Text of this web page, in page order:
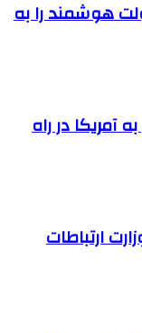
هوشمند را به
به آمریکا در راه
ارتباطات